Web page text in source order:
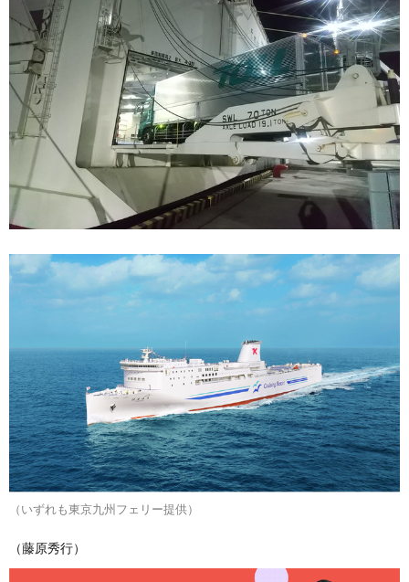
（いずれも東京九州フェリー提供）
（藤原秀行）